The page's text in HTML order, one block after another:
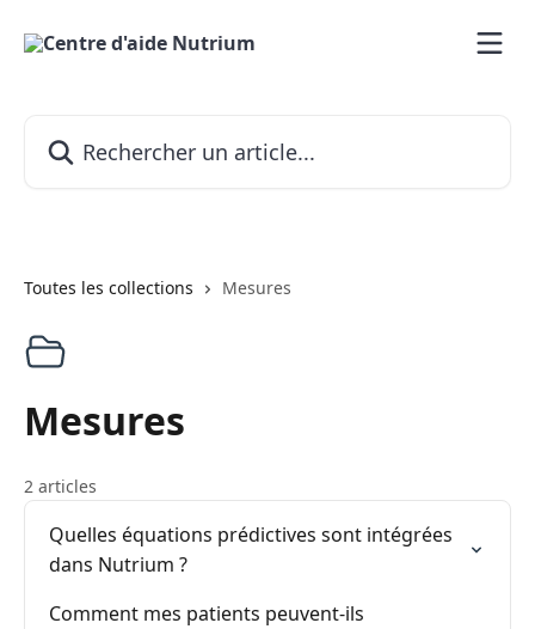
Toutes les collections Mesures
Mesures
2 articles
Quelles équations prédictives sont intégrées
dans Nutrium ?
Comment mes patients peuvent-ils